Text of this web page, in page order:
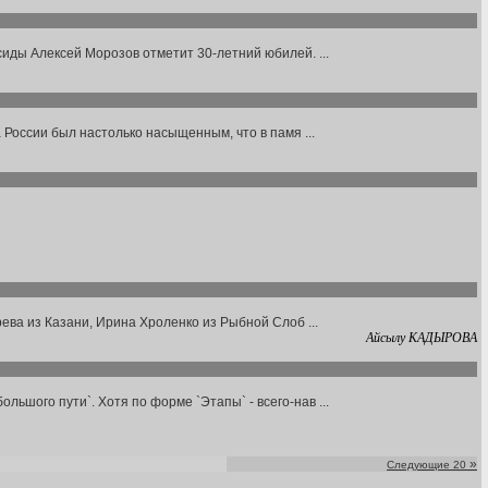
Алексей Морозов отметит 30-летний юбилей. ...
был настолько насыщенным, что в памя ...
из Казани, Ирина Хроленко из Рыбной Слоб ...
Айсылу КАДЫРОВА
пути`. Хотя по форме `Этапы` - всего-нав ...
Следующие 20 »